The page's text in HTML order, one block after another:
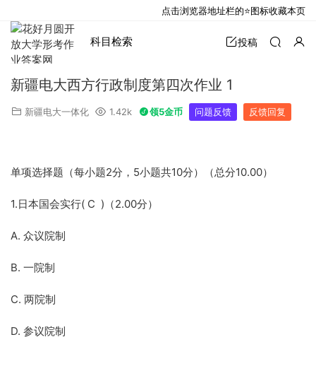
科目检索 投稿
新疆电大西方行政制度第四次作业 1
新疆电大一体化 1.42k 领5金币 问题反馈 反馈回复
单项选择题（每小题2分，5小题共10分）（总分10.00）
1.日本国会实行( C )（2.00分）
A. 众议院制
B. 一院制
C. 两院制
D. 参议院制
点击浏览器地址栏的⭐图标收藏本页